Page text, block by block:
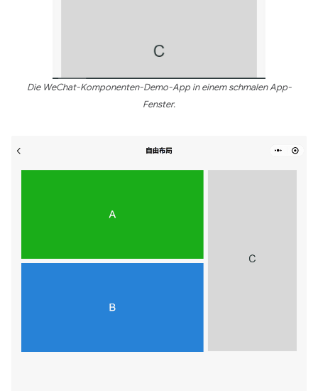
Die WeChat-Komponenten-Demo-App in einem schmalen App-
Fenster.